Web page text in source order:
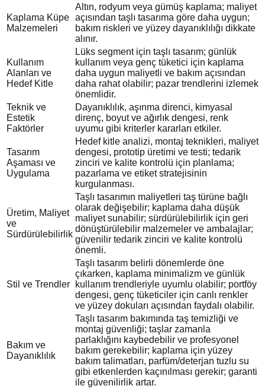
Kaplama Küpe
Malzemeleri
Altın, rodyum veya gümüş kaplama; maliyet
açısından taşlı tasarıma göre daha uygun;
bakım riskleri ve yüzey dayanıklılığı dikkate
alınır.
Kullanım
Alanları ve
Hedef Kitle
Lüks segment için taşlı tasarım; günlük
kullanım veya genç tüketici için kaplama
daha uygun maliyetli ve bakım açısından
daha rahat olabilir; pazar trendlerini izlemek
önemlidir.
Teknik ve
Estetik
Faktörler
Dayanıklılık, aşınma direnci, kimyasal
direnç, boyut ve ağırlık dengesi, renk
uyumu gibi kriterler kararları etkiler.
Tasarım
Aşaması ve
Uygulama
Hedef kitle analizi, montaj teknikleri, maliyet
dengesi, prototip üretimi ve testi; tedarik
zinciri ve kalite kontrolü için planlama;
pazarlama ve etiket stratejisinin
kurgulanması.
Üretim, Maliyet
ve
Sürdürülebilirlik
Taşlı tasarımın maliyetleri taş türüne bağlı
olarak değişebilir; kaplama daha düşük
maliyet sunabilir; sürdürülebilirlik için geri
dönüştürülebilir malzemeler ve ambalajlar;
güvenilir tedarik zinciri ve kalite kontrolü
önemli.
Stil ve Trendler
Taşlı tasarım belirli dönemlerde öne
çıkarken, kaplama minimalizm ve günlük
kullanım trendleriyle uyumlu olabilir; portföy
dengesi, genç tüketiciler için canlı renkler
ve yüzey dokuları açısından faydalı olabilir.
Bakım ve
Dayanıklılık
Taşlı tasarım bakımında taş temizliği ve
montaj güvenliği; taşlar zamanla
parlaklığını kaybedebilir ve profesyonel
bakım gerekebilir; kaplama için yüzey
bakım talimatları, parfüm/deterjan tuzlu su
gibi etkenlerden kaçınılması gerekir; garanti
ile güvenilirlik artar.